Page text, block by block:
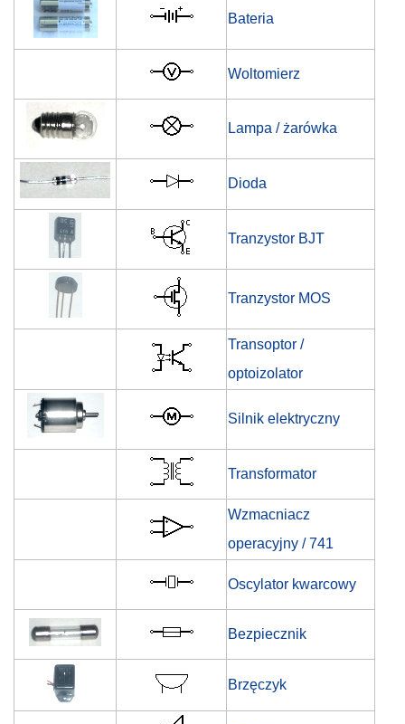
Bateria
Woltomierz
Lampa / żarówka
Dioda
Tranzystor BJT
Tranzystor MOS
Transoptor /
optoizolator
Silnik elektryczny
Transformator
Wzmacniacz
operacyjny / 741
Oscylator kwarcowy
Bezpiecznik
Brzęczyk